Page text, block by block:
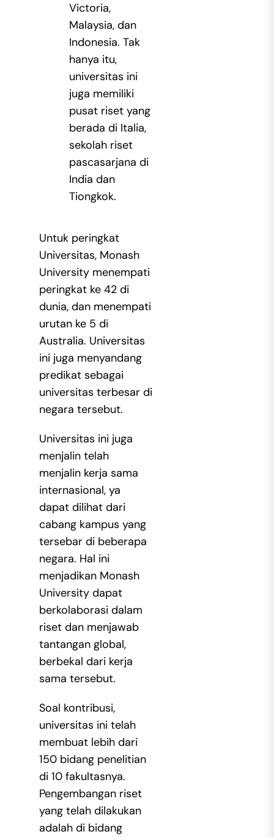
Victoria,
Malaysia, dan
Indonesia. Tak
hanya itu,
universitas ini
juga memiliki
pusat riset yang
berada di Italia,
sekolah riset
pascasarjana di
India dan
Tiongkok.
Untuk peringkat
Universitas, Monash
University menempati
peringkat ke 42 di
dunia, dan menempati
urutan ke 5 di
Australia. Universitas
ini juga menyandang
predikat sebagai
universitas terbesar di
negara tersebut.
Universitas ini juga
menjalin telah
menjalin kerja sama
internasional, ya
dapat dilihat dari
cabang kampus yang
tersebar di beberapa
negara. Hal ini
menjadikan Monash
University dapat
berkolaborasi dalam
riset dan menjawab
tantangan global,
berbekal dari kerja
sama tersebut.
Soal kontribusi,
universitas ini telah
membuat lebih dari
150 bidang penelitian
di 10 fakultasnya.
Pengembangan riset
yang telah dilakukan
adalah di bidang